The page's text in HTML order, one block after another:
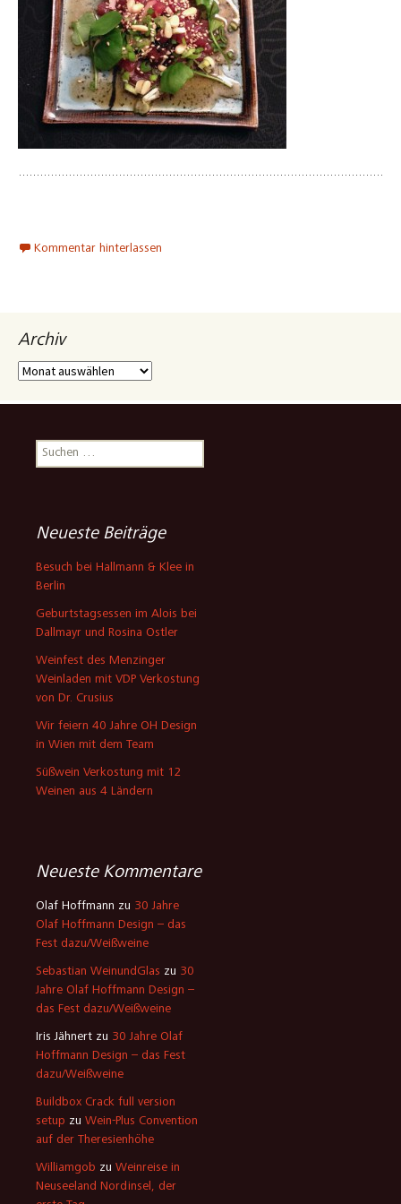
Kommentar hinterlassen
Archiv
Archiv
Suchen
nach:
Neueste Beiträge
Besuch bei Hallmann & Klee in
Berlin
Geburtstagsessen im Alois bei
Dallmayr und Rosina Ostler
Weinfest des Menzinger
Weinladen mit VDP Verkostung
von Dr. Crusius
Wir feiern 40 Jahre OH Design
in Wien mit dem Team
Süßwein Verkostung mit 12
Weinen aus 4 Ländern
Neueste Kommentare
Olaf Hoffmann zu 30 Jahre
Olaf Hoffmann Design – das
Fest dazu/Weißweine
Sebastian WeinundGlas zu 30
Jahre Olaf Hoffmann Design –
das Fest dazu/Weißweine
Iris Jähnert zu 30 Jahre Olaf
Hoffmann Design – das Fest
dazu/Weißweine
Buildbox Crack full version
setup zu Wein-Plus Convention
auf der Theresienhöhe
Williamgob zu Weinreise in
Neuseeland Nordinsel, der